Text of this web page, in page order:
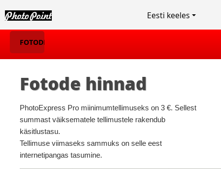
Eesti keeles
FOTODE
Fotode hinnad
PhotoExpress Pro miinimumtellimuseks on 3 €. Sellest
summast väiksematele tellimustele rakendub
käsitlustasu.
Tellimuse viimaseks sammuks on selle eest
internetipangas tasumine.